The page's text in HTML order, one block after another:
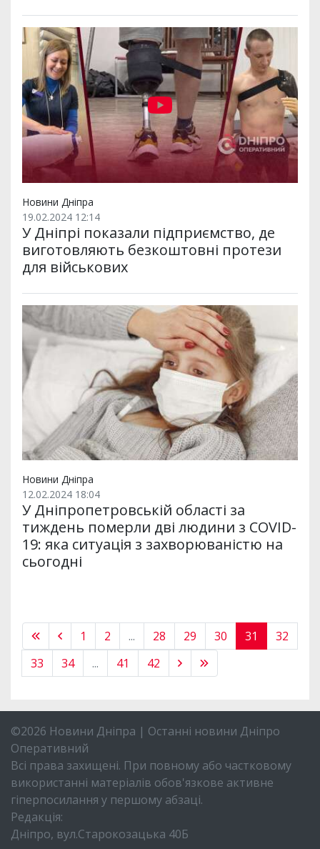
Новини Дніпра
19.02.2024 12:14
У Дніпрі показали підприємство, де
виготовляють безкоштовні протези
для військових
Новини Дніпра
12.02.2024 18:04
У Дніпропетровській області за
тиждень померли дві людини з СOVID-
19: яка ситуація з захворюваністю на
сьогодні
1 2 ... 28 29 30 31
32
33
34 ... 41 42
©2026 Новини Дніпра | Останні новини Дніпро
Оперативний
Всі права захищені. При повному або частковому
використанні матеріалів обов'язкове активне
гіперпосилання у першому абзаці.
Редакція:
Дніпро, вул.Старокозацька 40Б